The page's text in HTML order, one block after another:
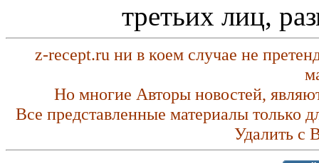
третьих лиц,
z-recept.ru ни в коем случае не
Но многие Авторы новостей,
Все представленные материалы только
Удалить с